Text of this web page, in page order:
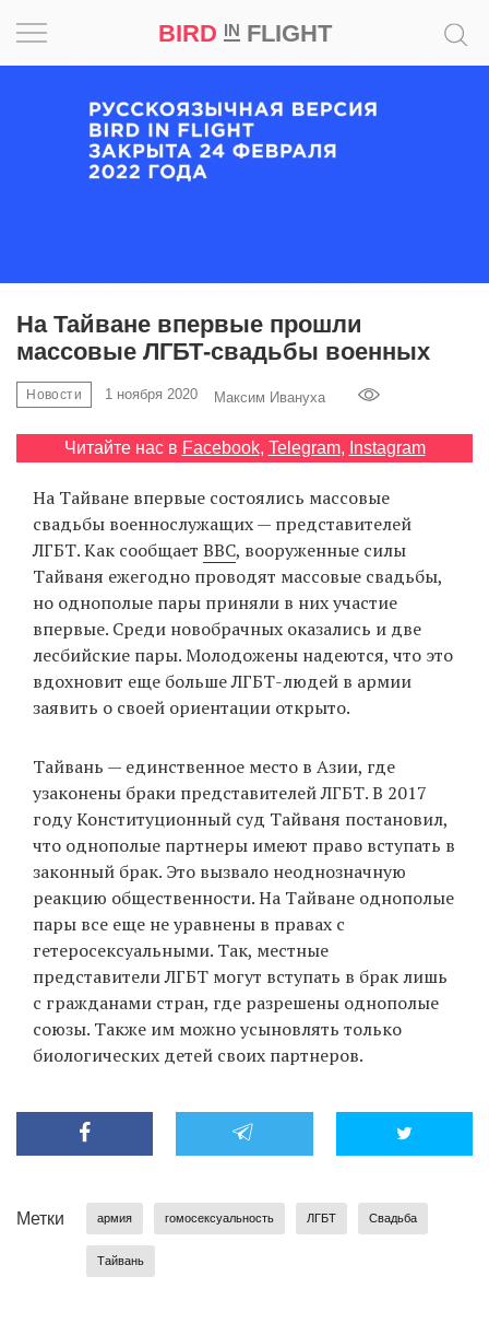
BIRD INFLIGHT
EN
UA
На Тайване впервые прошли
массовые ЛГБТ-свадьбы военных
Новости 1 ноября 2020 Максим Ивануха
Читайте нас в Facebook, Telegram, Instagram
На Тайване впервые состоялись массовые
свадьбы военнослужащих — представителей
ЛГБТ. Как сообщает BBC, вооруженные силы
Тайваня ежегодно проводят массовые свадьбы,
но однополые пары приняли в них участие
впервые. Среди новобрачных оказались и две
лесбийские пары. Молодожены надеются, что это
вдохновит еще больше ЛГБТ-людей в армии
заявить о своей ориентации открыто.
Тайвань — единственное место в Азии, где
узаконены браки представителей ЛГБТ. В 2017
году Конституционный суд Тайваня постановил,
что однополые партнеры имеют право вступать в
законный брак. Это вызвало неоднозначную
реакцию общественности. На Тайване однополые
пары все еще не уравнены в правах с
гетеросексуальными. Так, местные
представители ЛГБТ могут вступать в брак лишь
с гражданами стран, где разрешены однополые
союзы. Также им можно усыновлять только
биологических детей своих партнеров.
Метки армия гомосексуальность ЛГБТ Свадьба
Тайвань